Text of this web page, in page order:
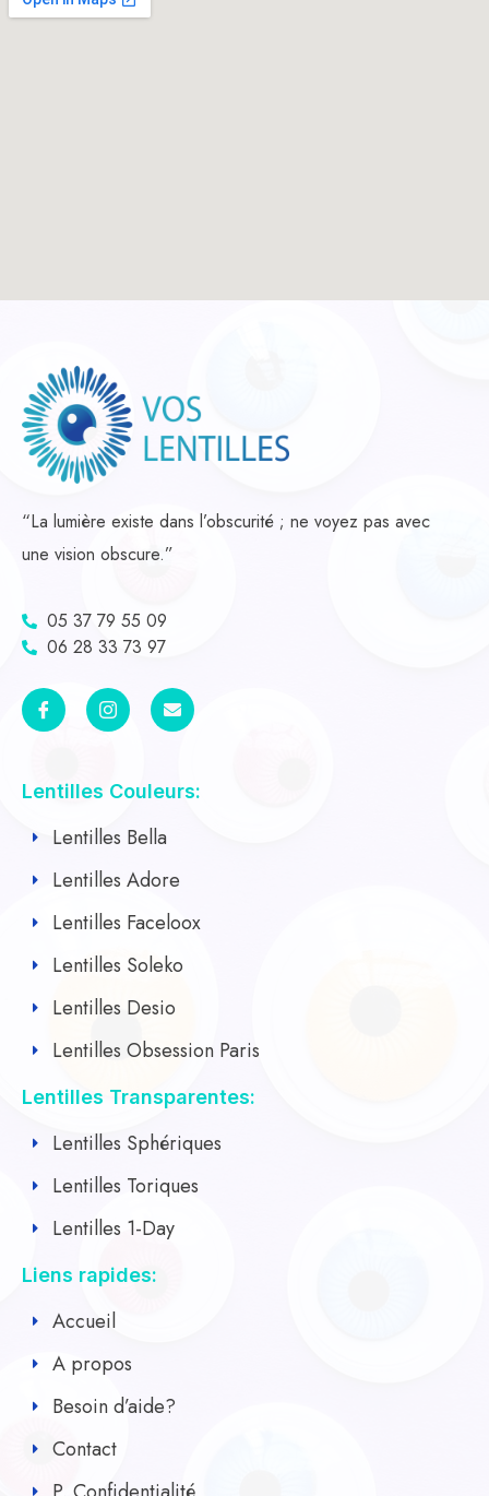
“La lumière existe dans l’obscurité ; ne voyez pas avec
une vision obscure.”
05 37 79 55 09
06 28 33 73 97
Lentilles Couleurs:
Lentilles Bella
Lentilles Adore
Lentilles Faceloox
Lentilles Soleko
Lentilles Desio
Lentilles Obsession Paris
Lentilles Transparentes:
Lentilles Sphériques
Lentilles Toriques
Lentilles 1-Day
Liens rapides:
Accueil
A propos
Besoin d’aide?
Contact